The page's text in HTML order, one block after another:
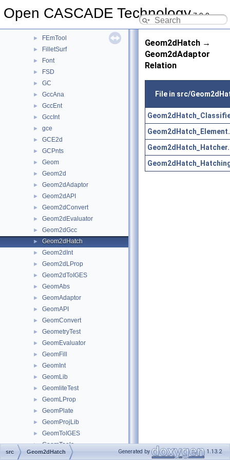
Open CASCADE Technology7.9.0
Extrema
► FEmTool
► FilletSurf
► Font
► FSD
► GC
► GccAna
► GccEnt
► GccInt
► gce
► GCE2d
► GCPnts
► Geom
► Geom2d
► Geom2dAdaptor
► Geom2dAPI
► Geom2dConvert
► Geom2dEvaluator
► Geom2dGcc
► Geom2dHatch
► Geom2dInt
► Geom2dLProp
► Geom2dToIGES
► GeomAbs
► GeomAdaptor
► GeomAPI
► GeomConvert
► GeometryTest
► GeomEvaluator
► GeomFill
► GeomInt
► GeomLib
► GeomliteTest
► GeomLProp
► GeomPlate
► GeomProjLib
► GeomToIGES
► GeomTools
► GeomToStep
Geom2dHatch →
Geom2dAdaptor
Relation
File in src/
src Geom2dHatch Generated by 1.13.2